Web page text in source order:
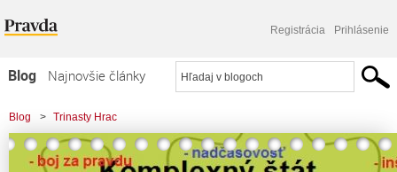
Registrácia Prihlásenie
Blog
Najnovšie články
Najčítanejšie články
Najkomentovanejšie články
Blog > Trinasty Hrac
> 92 - Kampaň (nákup voličov) smeru KS bude drahšia ako mal D. Trump